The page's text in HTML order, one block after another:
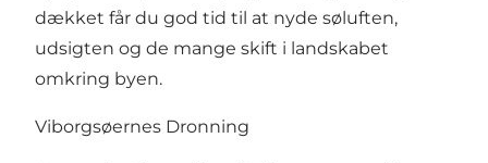
dækket får du god tid til at nyde søluften,
udsigten og de mange skift i landskabet
omkring byen.
Viborgsøernes Dronning